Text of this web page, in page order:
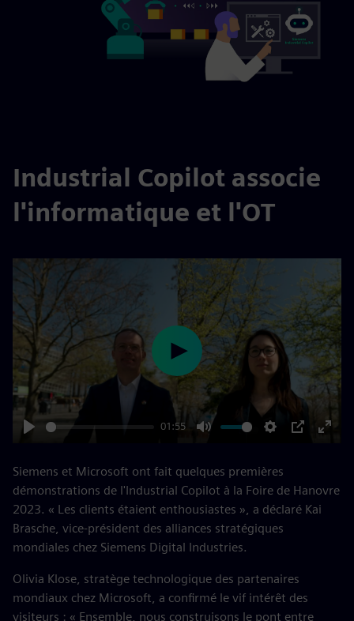
Industrial Copilot associe
l'informatique et l'OT
01:55
Play
Siemens et Microsoft ont fait quelques premières
démonstrations de l'Industrial Copilot à la Foire de Hanovre
2023. « Les clients étaient enthousiastes », a déclaré Kai
Brasche, vice-président des alliances stratégiques
mondiales chez Siemens Digital Industries.
Olivia Klose, stratège technologique des partenaires
mondiaux chez Microsoft, a confirmé le vif intérêt des
visiteurs : « Ensemble, nous construisons le pont entre